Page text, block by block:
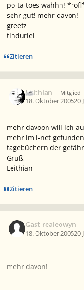
po-ta-toes wahhh!
sehr gut! mehr davon!
greetz
tinduriel
Zitieren
Leithian Mitglied
18. Oktober 200520
mehr davoon will ich
mehr im i-net
tagebüchern der
Gruß,
Leithian
Zitieren
Gast realeowyn
18. Oktober 200520
mehr davon!